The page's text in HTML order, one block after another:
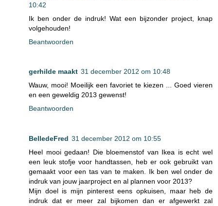
10:42
Ik ben onder de indruk! Wat een bijzonder project, knap
volgehouden!
Beantwoorden
gerhilde maakt 31 december 2012 om 10:48
Wauw, mooi! Moeilijk een favoriet te kiezen ... Goed vieren
en een geweldig 2013 gewenst!
Beantwoorden
BelledeFred 31 december 2012 om 10:55
Heel mooi gedaan! Die bloemenstof van Ikea is echt wel
een leuk stofje voor handtassen, heb er ook gebruikt van
gemaakt voor een tas van te maken. Ik ben wel onder de
indruk van jouw jaarproject en al plannen voor 2013?
Mijn doel is mijn pinterest eens opkuisen, maar heb de
indruk dat er meer zal bijkomen dan er afgewerkt zal